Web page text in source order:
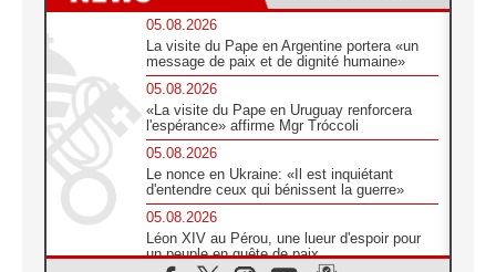
05.08.2026
La visite du Pape en Argentine portera «un
message de paix et de dignité humaine»
05.08.2026
«La visite du Pape en Uruguay renforcera
l'espérance» affirme Mgr Tróccoli
05.08.2026
Le nonce en Ukraine: «Il est inquiétant
d'entendre ceux qui bénissent la guerre»
05.08.2026
Léon XIV au Pérou, une lueur d'espoir pour
un peuple en quête de paix